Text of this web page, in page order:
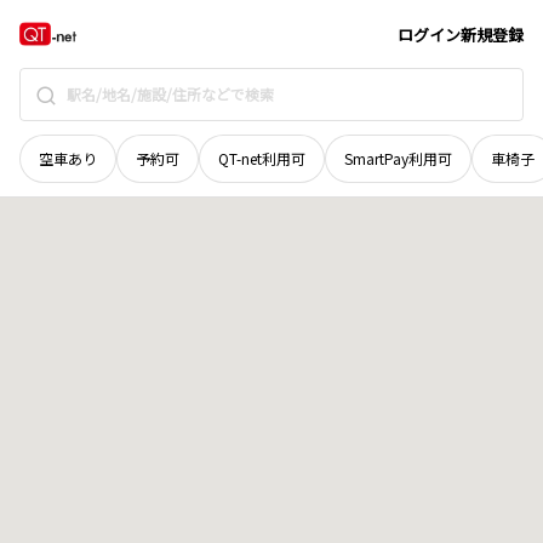
ログイン新規登録
空車あり 予約可 QT-net利用可 SmartPay利用可 車椅子
青森県